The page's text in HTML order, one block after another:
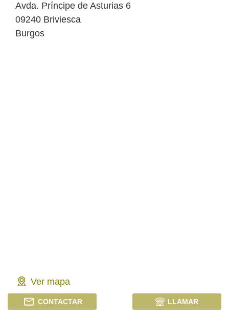
Avda. Príncipe de Asturias 6
09240 Briviesca
Burgos
Ver mapa
CONTACTAR LLAMAR